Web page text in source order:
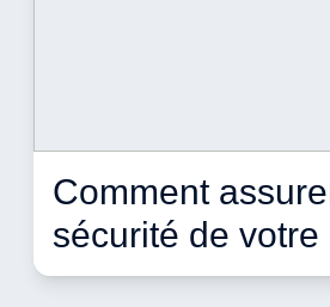
Comment
sécurité de votre